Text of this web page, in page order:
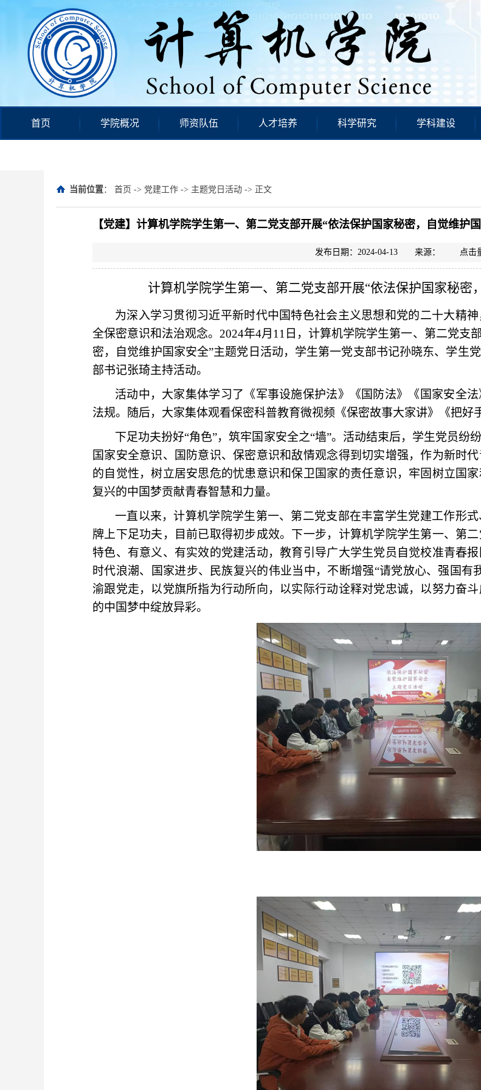
首页 学院概况 师资队伍 人才培养 科学研究 学科建设
当前位置： 首页 -> 党建工作 -> 主题党日活动 -> 正文
【党建】计算机学院学生第一、第二党支部开展“依法保护国家秘密，自觉维护
发布日期：2024-04-13 来源： 点击量
计算机学院学生第一、第二党支部开展“依法保护国家秘密
为深入学习贯彻习近平新时代中国特色社会主义思想和党的二十大精
全保密意识和法治观念。2024年4月11日，计算机学院学生第一、第二党支
密，自觉维护国家安全”主题党日活动，学生第一党支部书记孙晓东、学生
部书记张琦主持活动。
活动中，大家集体学习了《军事设施保护法》《国防法》《国家安全
法规。随后，大家集体观看保密科普教育微视频《保密故事大家讲》《把好
下足功夫扮好“角色”，筑牢国家安全之“墙”。活动结束后，学生党员纷
国家安全意识、国防意识、保密意识和敌情观念得到切实增强，作为新时
的自觉性，树立居安思危的忧患意识和保卫国家的责任意识，牢固树立国
复兴的中国梦贡献青春智慧和力量。
一直以来，计算机学院学生第一、第二党支部在丰富学生党建工作形
牌上下足功夫，目前已取得初步成效。下一步，计算机学院学生第一、第
特色、有意义、有实效的党建活动，教育引导广大学生党员自觉校准青春
时代浪潮、国家进步、民族复兴的伟业当中，不断增强“请党放心、强国
渝跟党走，以党旗所指为行动所向，以实际行动诠释对党忠诚，以努力奋
的中国梦中绽放异彩。